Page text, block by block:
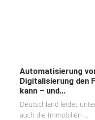
Automatisierung
Digitalisierung den
kann – und...
Deutschland leidet
auch die Immobilien-...